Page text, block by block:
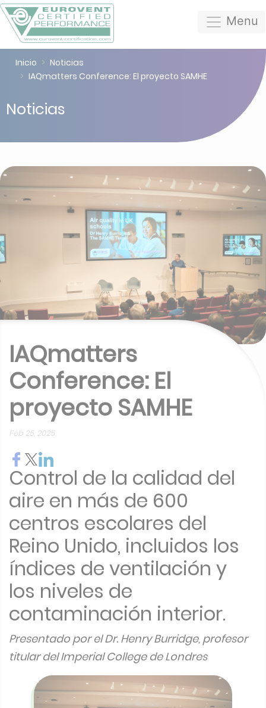
Menu
Inicio
Noticias
IAQmatters Conference: El proyecto SAMHE
Noticias
IAQmatters
Conference: El
proyecto SAMHE
Feb 25, 2025
Control de la calidad del
aire en más de 600
centros escolares del
Reino Unido, incluidos los
índices de ventilación y
los niveles de
contaminación interior.
Presentado por el Dr. Henry Burridge, profesor
titular del Imperial College de Londres